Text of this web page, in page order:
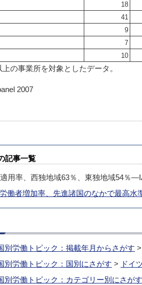
18
41
9
7
10
の事業所を対象としたデータ。
2007
記事一覧
用率、西独地域63％、東独地域54％
働者増加率、先進諸国のなかで最高
別労働トピック：掲載年月からさがす
別労働トピック：国別にさがす > ドイ
別労働トピック：カテゴリー別にさがす